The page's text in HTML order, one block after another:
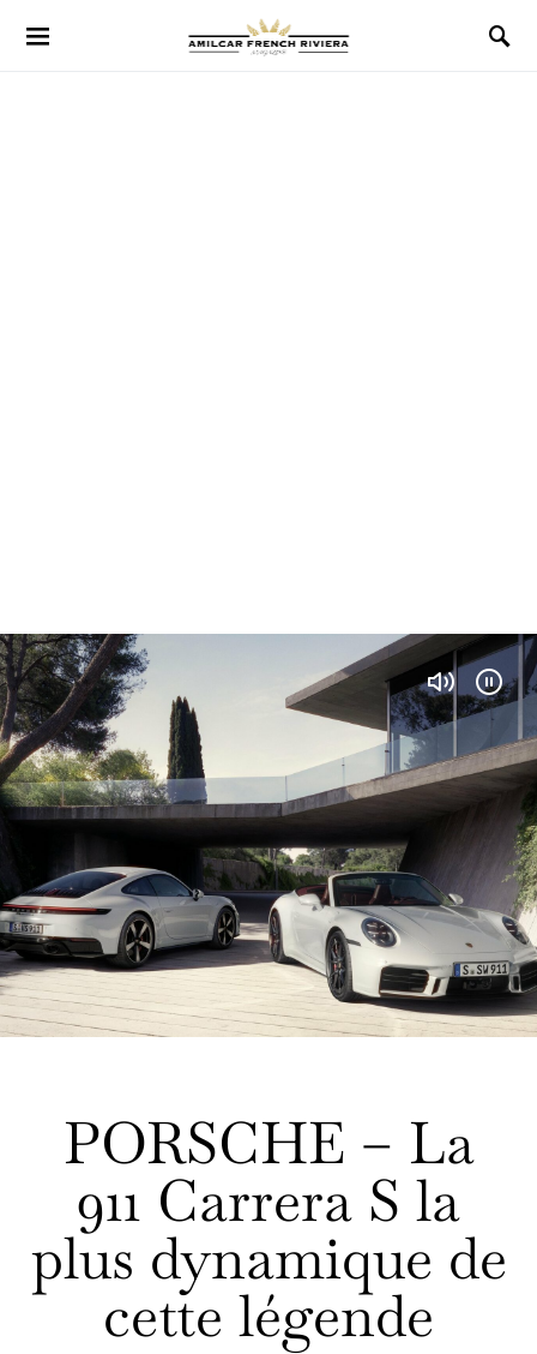
PORSCHE – La
911 Carrera S la
plus dynamique de
cette légende